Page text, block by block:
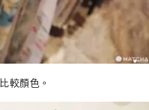
較顏色。